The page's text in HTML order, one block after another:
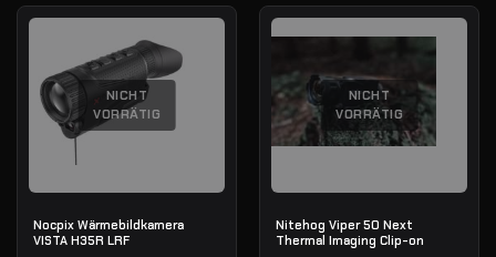
NICHT
VORRÄTIG
Nocpix Wärmebildkamera
VISTA H35R LRF
NICHT
VORRÄTIG
Nitehog Viper 50 Next
Thermal Imaging Clip-on